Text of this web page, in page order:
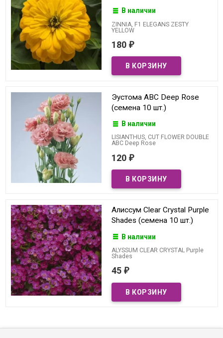
В наличии
ZINNIA, F1 ELEGANS ZESTY
YELLOW
180 ₽
Эустома ABC Deep Rose
(семена 10 шт.)
В наличии
LISIANTHUS, CUT FLOWER DOUBLE
ABC Deep Rose
120 ₽
Алиссум Clear Crystal Purple
Shades (семена 10 шт.)
В наличии
ALYSSUM CLEAR CRYSTAL Purple
Shades
45 ₽